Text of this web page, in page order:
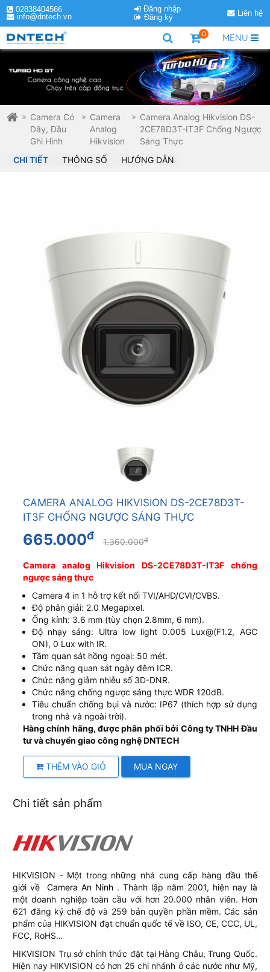
02838404566
info@dntech.vn
Đăng nhập
Đăng ký
Liên hệ
MENU
0
Camera Có
Dây, Đầu
Ghi Hình
Camera
Analog
Hikvision
Camera Analog Hikvision DS-
2CE78D3T-IT3F Chống Ngược
Sáng Thực
CHI TIẾT
THÔNG SỐ HƯỚNG DẪN
CAMERA ANALOG HIKVISION DS-2CE78D3T-
IT3F CHỐNG NGƯỢC SÁNG THỰC
665.000đ 1.360.000đ
Camera analog Hikvision DS-2CE78D3T-IT3F chống
ngược sáng thực
Camera 4 in 1 hỗ trợ kết nối TVI/AHD/CVI/CVBS.
Độ phân giải: 2.0 Megapixel.
Ống kính: 3.6 mm (tùy chọn 2.8mm, 6 mm).
Độ nhạy sáng: Ultra low light 0.005 Lux@(F1.2, AGC
ON), 0 Lux with IR.
Tầm quan sát hồng ngoại: 50 mét.
Chức năng quan sát ngày đêm ICR.
Chức năng giảm nhiễu số 3D-DNR.
Chức năng chống ngược sáng thực WDR 120dB.
Tiêu chuẩn chống bụi và nước: IP67 (thích hợp sử dụng
trong nhà và ngoài trời).
Hàng chính hãng, được phân phối bởi Công ty TNHH Đầu
tư và chuyển giao công nghệ DNTECH
THÊM VÀO GIỎ MUA NGAY
Chi tiết sản phẩm
HIKVISION - Một trong những nhà cung cấp hàng đầu thế
giới vềCamera An Ninh . Thành lập năm 2001, hiện nay là
một doanh nghiệp toàn cầu với hơn 20.000 nhân viên. Hơn
621 đăng ký chế độ và 259 bản quyền phần mềm. Các sản
phẩm của HIKVISION đạt chuẩn quốc tế về ISO, CE, CCC, UL,
FCC, RoHS…
HIKVISION Trụ sở chính thức đặt tại Hàng Châu, Trung Quốc.
Hiện nay HIKVISION có hơn 25 chi nhánh ở các nước như Mỹ,